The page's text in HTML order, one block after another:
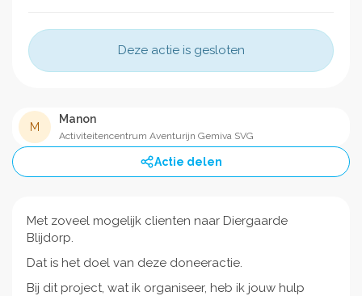
Deze actie is gesloten
M
Manon
Activiteitencentrum Aventurijn Gemiva SVG
Actie delen
Met zoveel mogelijk clienten naar Diergaarde
Blijdorp.
Dat is het doel van deze doneeractie.
Bij dit project, wat ik organiseer, heb ik jouw hulp